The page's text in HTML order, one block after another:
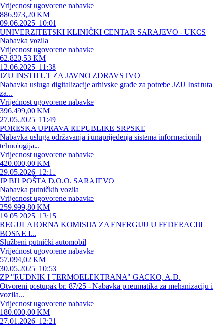
Vrijednost ugovorene nabavke
886.973,20 KM
09.06.2025. 10:01
UNIVERZITETSKI KLINIČKI CENTAR SARAJEVO - UKCS
Nabavka vozila
Vrijednost ugovorene nabavke
62.820,53 KM
12.06.2025. 11:38
JZU INSTITUT ZA JAVNO ZDRAVSTVO
Nabavka usluga digitalizacije arhivske građe za potrebe JZU Instituta
za...
Vrijednost ugovorene nabavke
396.499,00 KM
27.05.2025. 11:49
PORESKA UPRAVA REPUBLIKE SRPSKE
Nabavka usluga održavanja i unaprijeđenja sistema informacionih
tehnologija...
Vrijednost ugovorene nabavke
420.000,00 KM
29.05.2026. 12:11
JP BH POŠTA D.O.O. SARAJEVO
Nabavka putničkih vozila
Vrijednost ugovorene nabavke
259.999,80 KM
19.05.2025. 13:15
REGULATORNA KOMISIJA ZA ENERGIJU U FEDERACIJI
BOSNE I...
Službeni putnički automobil
Vrijednost ugovorene nabavke
57.094,02 KM
30.05.2025. 10:53
ZP "RUDNIK I TERMOELEKTRANA" GACKO, A.D.
Otvoreni postupak br. 87/25 - Nabavka pneumatika za mehanizaciju i
vozila...
Vrijednost ugovorene nabavke
180.000,00 KM
27.01.2026. 12:21